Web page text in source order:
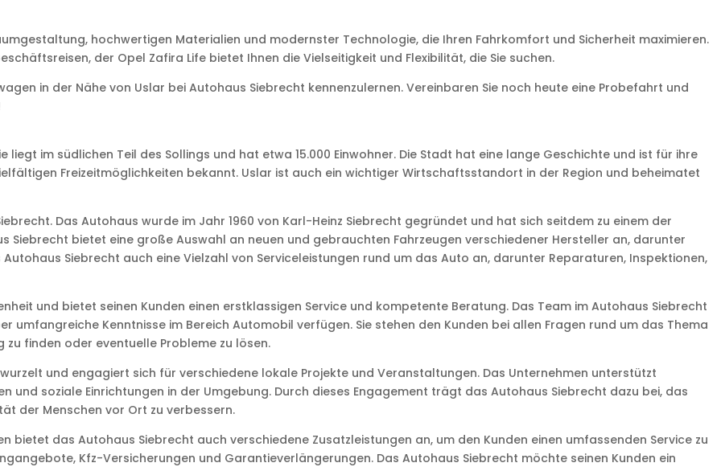
hochwertigen Materialien und modernster Technologie, die Ihren Fahrkomfort und Sicherheit maximieren.
der Opel Zafira Life bietet Ihnen die Vielseitigkeit und Flexibilität, die Sie suchen.
in der Nähe von Uslar bei Autohaus Siebrecht kennenzulernen. Vereinbaren Sie noch heute eine Probefahrt und
liegt im südlichen Teil des Sollings und hat etwa 15.000 Einwohner. Die Stadt hat eine lange Geschichte und ist für ihre
Freizeitmöglichkeiten bekannt. Uslar ist auch ein wichtiger Wirtschaftsstandort in der Region und beheimatet
Das Autohaus wurde im Jahr 1960 von Karl-Heinz Siebrecht gegründet und hat sich seitdem zu einem der
Siebrecht bietet eine große Auswahl an neuen und gebrauchten Fahrzeugen verschiedener Hersteller an, darunter
Siebrecht auch eine Vielzahl von Serviceleistungen rund um das Auto an, darunter Reparaturen, Inspektionen,
und bietet seinen Kunden einen erstklassigen Service und kompetente Beratung. Das Team im Autohaus Siebrecht
Kenntnisse im Bereich Automobil verfügen. Sie stehen den Kunden bei allen Fragen rund um das Thema
finden oder eventuelle Probleme zu lösen.
und engagiert sich für verschiedene lokale Projekte und Veranstaltungen. Das Unternehmen unterstützt
und soziale Einrichtungen in der Umgebung. Durch dieses Engagement trägt das Autohaus Siebrecht dazu bei, das
der Menschen vor Ort zu verbessern.
bietet das Autohaus Siebrecht auch verschiedene Zusatzleistungen an, um den Kunden einen umfassenden Service zu
Kfz-Versicherungen und Garantieverlängerungen. Das Autohaus Siebrecht möchte seinen Kunden ein